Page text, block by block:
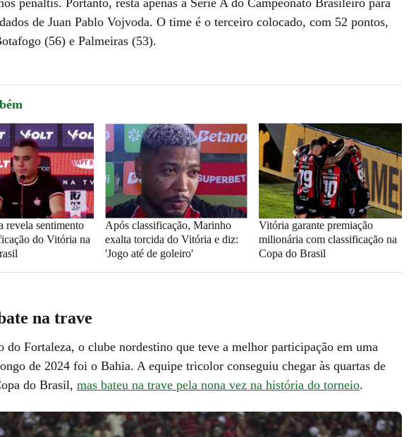
de Juan Pablo Vojvoda. O time é o terceiro colocado, com 52 pontos,
(56) e Palmeiras (53).
revela sentimento
do Vitória na
Após classificação, Marinho
exalta torcida do Vitória e diz:
'Jogo até de goleiro'
Vitória garante premiação
milionária com classificação na
Copa do Brasil
na trave
do Fortaleza, o clube nordestino que teve a melhor participação em uma
de 2024 foi o Bahia. A equipe tricolor conseguiu chegar às quartas de
do Brasil, mas bateu na trave pela nona vez na história do torneio.